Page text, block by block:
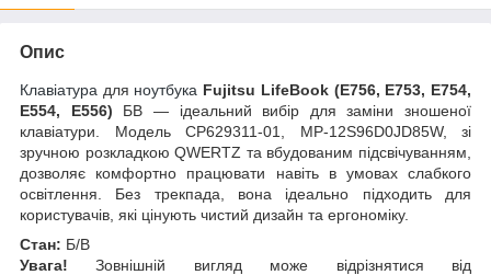
Опис
Клавіатура для ноутбука Fujitsu LifeBook (E756, E753, E754,
E554, E556) БВ — ідеальний вибір для заміни зношеної
клавіатури. Модель CP629311-01, MP-12S96D0JD85W, зі
зручною розкладкою QWERTZ та вбудованим підсвічуванням,
дозволяє комфортно працювати навіть в умовах слабкого
освітлення. Без трекпада, вона ідеально підходить для
користувачів, які цінують чистий дизайн та ергономіку.
Стан: Б/В
Увага! Зовнішній вигляд може відрізнятися від